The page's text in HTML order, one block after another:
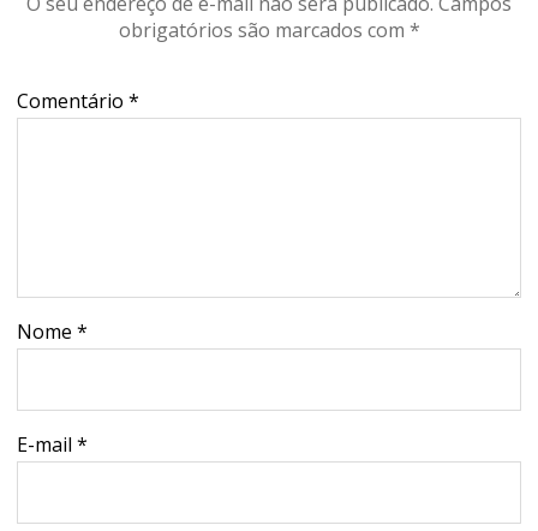
obrigatórios são marcados com *
Comentário*
Nome*
E-mail*